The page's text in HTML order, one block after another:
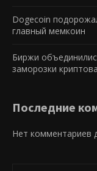
Dogecoin
главный мемкоин
Биржи
заморозки
Последние
Нет комментариев